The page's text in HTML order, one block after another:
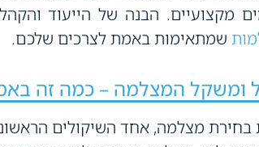
מקצועיים. הבנה של הייעוד
שמתאימות באמת לצרכים שלכם.
ומשקל המצלמה – כמה זה
מצלמה, אחד השיקולים